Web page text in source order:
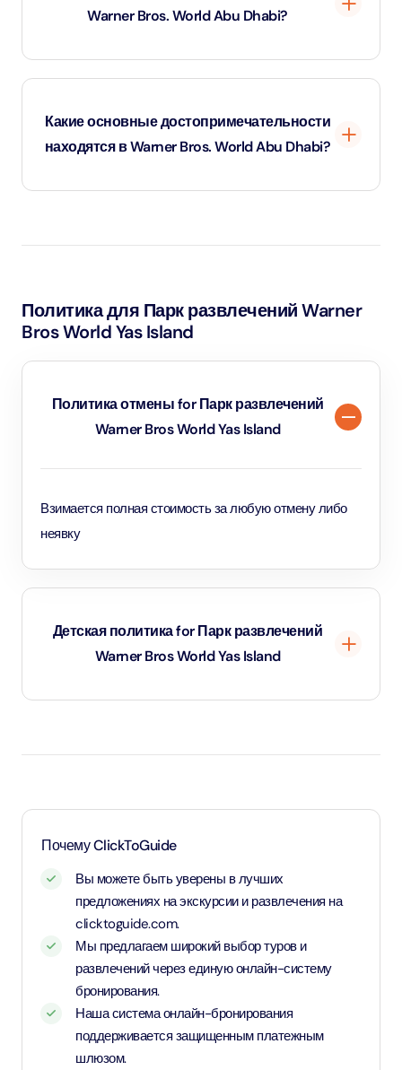
безопасного времяпрепровождения.
Warner Bros. World Abu Dhabi?
На территории Warner Bros. World Abu Dhabi
Какие основные достопримечательности
находятся в Warner Bros. World Abu Dhabi?
Junction и Bedrock.
Политика для Парк развлечений Warner
Bros World Yas Island
Политика отмены for Парк развлечений
Warner Bros World Yas Island
Взимается полная стоимость за любую отмену либо
неявку
Детская политика for Парк развлечений
Warner Bros World Yas Island
подтверждающий возраст).
Почему ClickToGuide
Вы можете быть уверены в лучших
предложениях на экскурсии и развлечения на
clicktoguide.com.
Мы предлагаем широкий выбор туров и
развлечений через единую онлайн-систему
бронирования.
Наша система онлайн-бронирования
поддерживается защищенным платежным
шлюзом.